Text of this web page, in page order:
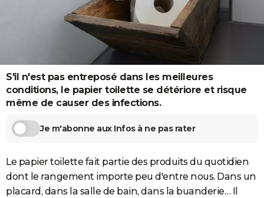
CARTE DE VOEUX
Carte de Noël
Carte Bonne année
Carte Saint-Valentin
Carte Pâques
Carte d'anniversaire
Dictionnaire
Biographies
Citations
Expressions
Proverbes
PROGRAMME TV
COPAINS D'AVANT
S'inscrire
Se connecter
Lycées
Collèges
Primaires
Universités
Entreprises
Service militaire
Avis de recherche
AVIS DE DÉCÈS
S'il n'est pas entreposé dans les meilleures
conditions, le papier toilette se détériore et risque
même de causer des infections.
Je m'abonne aux Infos à ne pas rater
Le papier toilette fait partie des produits du quotidien
dont le rangement importe peu d'entre nous. Dans un
placard, dans la salle de bain, dans la buanderie… Il